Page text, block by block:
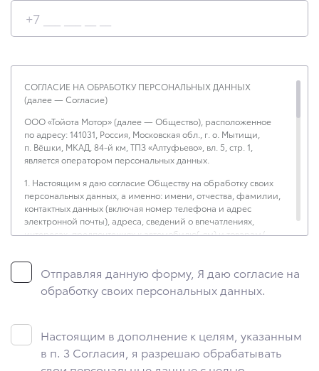
СОГЛАСИЕ НА ОБРАБОТКУ ПЕРСОНАЛЬНЫХ ДАННЫХ
(далее — Согласие)
ООО «Тойота Мотор» (далее — Общество), расположенное
по адресу: 141031, Россия, Московская обл., г. о. Мытищи,
п. Вёшки, МКАД, 84-й км, ТПЗ «Алтуфьево», вл. 5, стр. 1,
является оператором персональных данных.
1. Настоящим я даю согласие Обществу на обработку своих
персональных данных, а именно: имени, отчества, фамилии,
контактных данных (включая номер телефона и адрес
электронной почты), адреса, сведений о впечатлениях,
интересах, предпочтениях к автомобилю(-ям) и товарам/
системы устройства и модели мобильного телефона
посетителя сайта, уникального идентификатора посетителя
сайта, предпочтительного времени и способа для контакта,
истории контактов.
следующие действия: сбор, запись, систематизация,
накопление, хранение, уточнение (обновление, изменение),
извлечение, использование, передача (предоставление,
Отправляя данную форму, Я даю согласие на
обработку своих персональных данных.
Настоящим в дополнение к целям, указанным
в п. 3 Согласия, я разрешаю обрабатывать